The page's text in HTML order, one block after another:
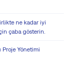
ne kadar iyi
çaba gösterin.
Proje Yönetimi